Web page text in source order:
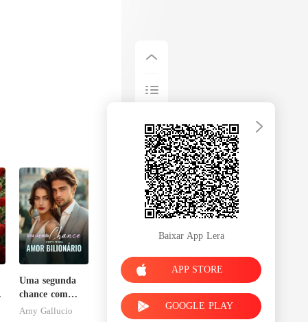
Uma segunda
chance com
meu amor
Arny Gallucio
Baixar App Lera
APP STORE
GOOGLE PLAY